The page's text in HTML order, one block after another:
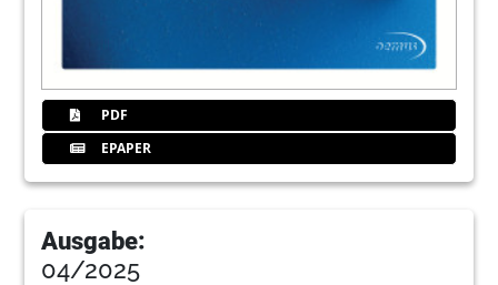
PDF
EPAPER
Ausgabe:
04/2025